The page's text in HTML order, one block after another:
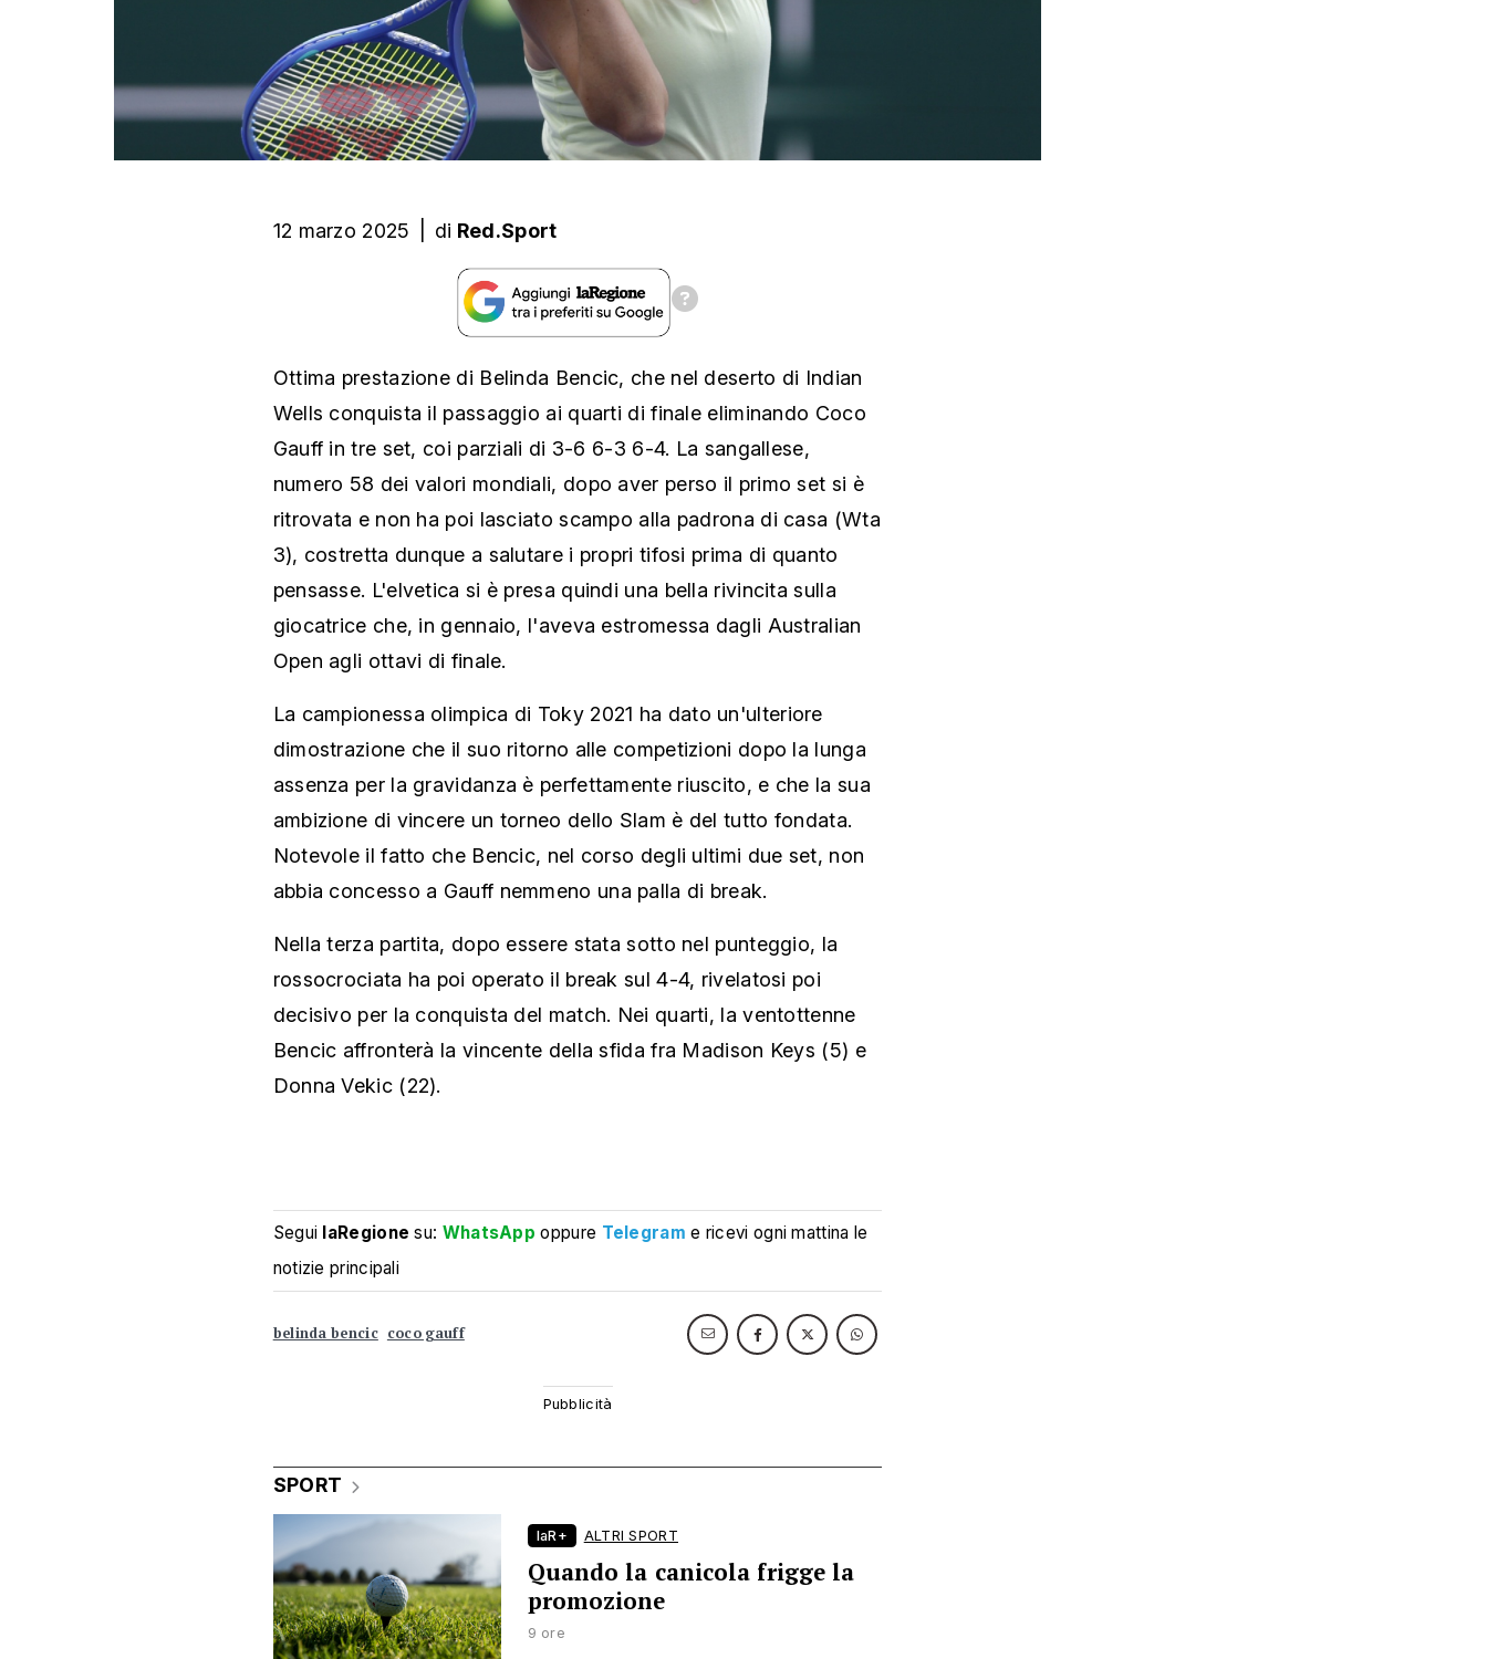
12 marzo 2025 di Red.Sport
Ottima prestazione di Belinda Bencic, che nel deserto di Indian
Wells conquista il passaggio ai quarti di finale eliminando Coco
Gauff in tre set, coi parziali di 3-6 6-3 6-4. La sangallese,
numero 58 dei valori mondiali, dopo aver perso il primo set si è
ritrovata e non ha poi lasciato scampo alla padrona di casa (Wta
3), costretta dunque a salutare i propri tifosi prima di quanto
pensasse. L'elvetica si è presa quindi una bella rivincita sulla
giocatrice che, in gennaio, l'aveva estromessa dagli Australian
Open agli ottavi di finale.
La campionessa olimpica di Toky 2021 ha dato un'ulteriore
dimostrazione che il suo ritorno alle competizioni dopo la lunga
assenza per la gravidanza è perfettamente riuscito, e che la sua
ambizione di vincere un torneo dello Slam è del tutto fondata.
Notevole il fatto che Bencic, nel corso degli ultimi due set, non
abbia concesso a Gauff nemmeno una palla di break.
Nella terza partita, dopo essere stata sotto nel punteggio, la
rossocrociata ha poi operato il break sul 4-4, rivelatosi poi
decisivo per la conquista del match. Nei quarti, la ventottenne
Bencic affronterà la vincente della sfida fra Madison Keys (5) e
Donna Vekic (22).
Segui laRegione su: WhatsApp oppure Telegram e ricevi ogni mattina le
notizie principali
belinda bencic coco gauff
SPORT
laR+ ALTRI SPORT
Quando la canicola frigge la
promozione
9 ore